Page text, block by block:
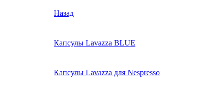
Назад
Капсулы Lavazza BLUE
Капсулы Lavazza для Nespresso